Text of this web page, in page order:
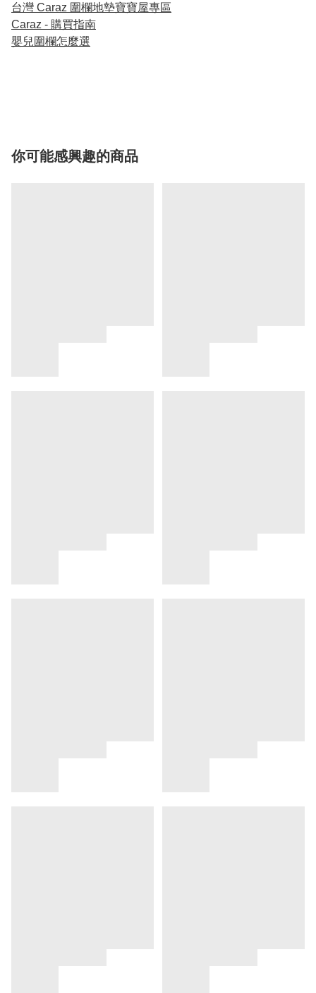
台灣 Caraz 圍欄地墊寶寶屋專區
Caraz - 購買指南
嬰兒圍欄怎麼選
你可能感興趣的商品